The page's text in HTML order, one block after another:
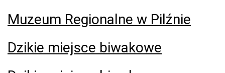
Muzeum Regionalne w Pilźnie
Dzikie miejsce biwakowe